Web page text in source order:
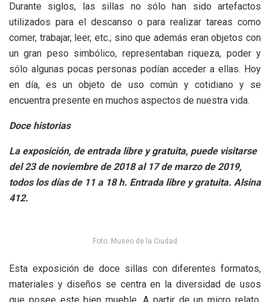
Durante siglos, las sillas no sólo han sido artefactos
utilizados para el descanso o para realizar tareas como
comer, trabajar, leer, etc.; sino que además eran objetos con
un gran peso simbólico, representaban riqueza, poder y
sólo algunas pocas personas podían acceder a ellas. Hoy
en día, es un objeto de uso común y cotidiano y se
encuentra presente en muchos aspectos de nuestra vida.
Doce historias
La exposición, de entrada libre y gratuita, puede visitarse
del 23 de noviembre de 2018 al 17 de marzo de 2019,
todos los días de 11 a 18 h. Entrada libre y gratuita. Alsina
412.
Foto: Museo de la Ciudad
Esta exposición de doce sillas con diferentes formatos,
materiales y diseños se centra en la diversidad de usos